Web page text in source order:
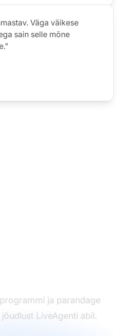
Väga väikese
sain selle mõne
ja parandage
LiveAgenti abil.